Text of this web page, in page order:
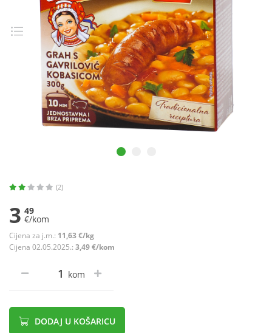
(2)
3 49
€/kom
Cijena za j.m.: 11,63 €/kg
Cijena 02.05.2025.: 3,49 €/kom
kom
DODAJ U KOŠARICU